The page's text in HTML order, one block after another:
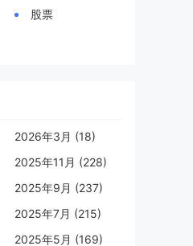
股票
2026年3月 (18)
2025年11月 (228)
2025年9月 (237)
2025年7月 (215)
2025年5月 (169)